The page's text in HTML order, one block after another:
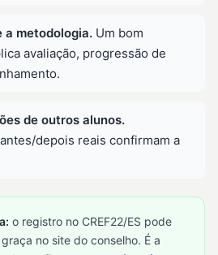
a metodologia. Um bom
avaliação, progressão de
de outros alunos.
depois reais confirmam a
o registro no CREF22/ES pode
no site do conselho. É a